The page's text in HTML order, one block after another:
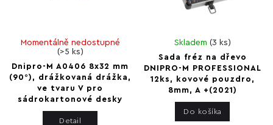
Dnipro-M A0406 8x32 mm
(90°), drážkovaná drážka,
ve tvaru V pro
sádrokartonové desky
Momentálně nedostupné
(>5 ks)
Detail
Sada fréz na dřevo
DNIPRO-M PROFESSIONAL
12ks, kovové pouzdro,
8mm, A +(2021)
Skladem (3 ks)
Do košíka